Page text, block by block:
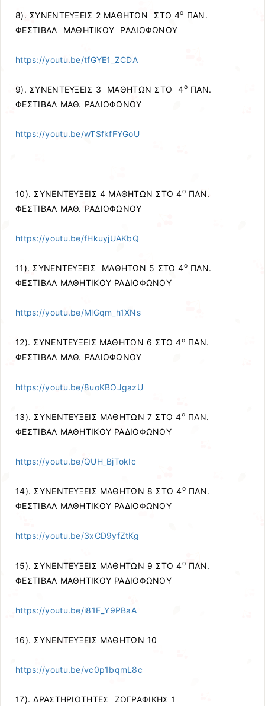
8). ΣΥΝΕΝΤΕΥΞΕΙΣ 2 ΜΑΘΗΤΩΝ ΣΤΟ 4ο ΠΑΝ.
ΦΕΣΤΙΒΑΛ ΜΑΘΗΤΙΚΟΥ ΡΑΔΙΟΦΩΝΟΥ
https://youtu.be/tfGYE1_ZCDA
9). ΣΥΝΕΝΤΕΥΞΕΙΣ 3 ΜΑΘΗΤΩΝ ΣΤΟ 4οΠΑΝ.
ΦΕΣΤΙΒΑΛ ΜΑΘ. ΡΑΔΙΟΦΩΝΟΥ
https://youtu.be/wTSfkfFYGoU
10). ΣΥΝΕΝΤΕΥΞΕΙΣ 4 ΜΑΘΗΤΩΝ ΣΤΟ 4οΠΑΝ.
ΦΕΣΤΙΒΑΛ ΜΑΘ. ΡΑΔΙΟΦΩΝΟΥ
https://youtu.be/fHkuyjUAKbQ
11). ΣΥΝΕΝΤΕΥΞΕΙΣ ΜΑΘΗΤΩΝ 5 ΣΤΟ 4ο ΠΑΝ.
ΦΕΣΤΙΒΑΛ ΜΑΘΗΤΙΚΟΥ ΡΑΔΙΟΦΩΝΟΥ
https://youtu.be/MlGqm_h1XNs
12). ΣΥΝΕΝΤΕΥΞΕΙΣ ΜΑΘΗΤΩΝ 6 ΣΤΟ 4οΠΑΝ.
ΦΕΣΤΙΒΑΛ ΜΑΘ. ΡΑΔΙΟΦΩΝΟΥ
https://youtu.be/8uoKBOJgazU
13). ΣΥΝΕΝΤΕΥΞΕΙΣ ΜΑΘΗΤΩΝ 7 ΣΤΟ 4οΠΑΝ.
ΦΕΣΤΙΒΑΛ ΜΑΘΗΤΙΚΟΥ ΡΑΔΙΟΦΩΝΟΥ
https://youtu.be/QUH_BjTokIc
14). ΣΥΝΕΝΤΕΥΞΕΙΣ ΜΑΘΗΤΩΝ 8 ΣΤΟ 4οΠΑΝ.
ΦΕΣΤΙΒΑΛ ΜΑΘΗΤΙΚΟΥ ΡΑΔΙΟΦΩΝΟΥ
https://youtu.be/3xCD9yfZtKg
15). ΣΥΝΕΝΤΕΥΞΕΙΣ ΜΑΘΗΤΩΝ 9 ΣΤΟ 4οΠΑΝ.
ΦΕΣΤΙΒΑΛ ΜΑΘΗΤΙΚΟΥ ΡΑΔΙΟΦΩΝΟΥ
https://youtu.be/i81F_Y9PBaA
16). ΣΥΝΕΝΤΕΥΞΕΙΣ ΜΑΘΗΤΩΝ 10
https://youtu.be/vc0p1bqmL8c
17). ΔΡΑΣΤΗΡΙΟΤΗΤΕΣ ΖΩΓΡΑΦΙΚΗΣ 1